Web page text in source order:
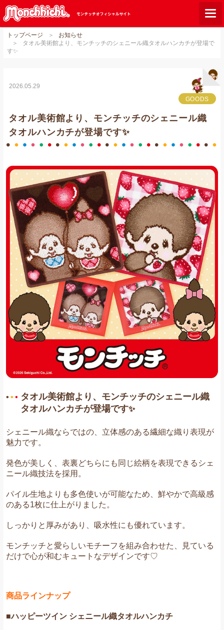
モンチッチとは？
ショップリスト
ダウンロード
Q&A
関連サイト
GLOBAL
お問い合わせ
トップページ
お知らせ
タオル美術館より、モンチッチのシェニール織タオルハンカチが登場で
す✨
2026.05.29
GOODS
タオル美術館より、モンチッチのシェニール織
タオルハンカチが登場です✨
タオル美術館より、モンチッチのシェニール織
タオルハンカチが登場です✨
シェニール織ならではの、立体感のある繊細な織り表現が
魅力です。
発色が美しく、表裏どちらにも同じ絵柄を表現できるシェ
ニール織技法を採用。
パイル生地よりも多色使いが可能なため、鮮やかで高級感
のある1枚に仕上がりました。
しっかりと厚みがあり、吸水性にも優れています。
モンチッチと愛らしいモチーフを組み合わせた、見ている
だけで心が和むキュートなデザインです♡
商品ラインナップ
■ハッピーツイン シェニール織タオルハンカチ